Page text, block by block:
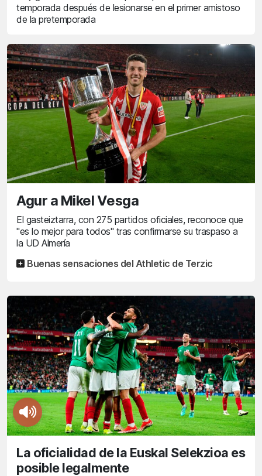
temporada después de lesionarse en el primer amistoso
de la pretemporada
Agur a Mikel Vesga
El gasteiztarra, con 275 partidos oficiales, reconoce que
"es lo mejor para todos" tras confirmarse su traspaso a
la UD Almería
Buenas sensaciones del Athletic de Terzic
La oficialidad de la Euskal Selekzioa es
posible legalmente